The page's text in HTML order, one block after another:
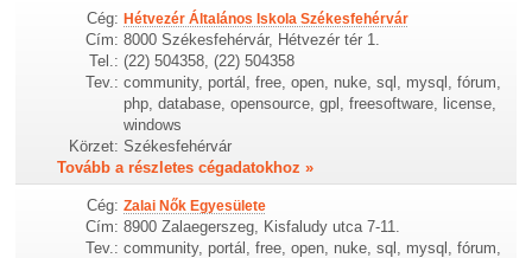
Cég: Hétvezér Általános Iskola Székesfehérvár
Cím: 8000 Székesfehérvár, Hétvezér tér 1.
Tel.: (22) 504358, (22) 504358
Tev.: community, portál, free, open, nuke, sql, mysql, fórum,
php, database, opensource, gpl, freesoftware, license,
windows
Körzet: Székesfehérvár
Tovább a részletes cégadatokhoz »
Cég: Zalai Nők Egyesülete
Cím: 8900 Zalaegerszeg, Kisfaludy utca 7-11.
Tev.: community, portál, free, open, nuke, sql, mysql, fórum,